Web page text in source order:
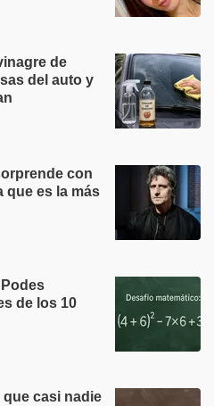
de
del auto y
con
que es la más
de los 10
que casi nadie